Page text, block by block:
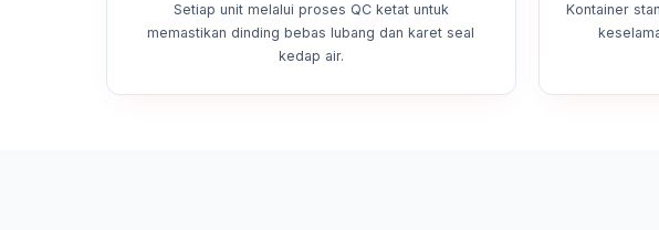
Setiap unit melalui proses QC ketat untuk
memastikan dinding bebas lubang dan karet seal
kedap air.
Kontainer